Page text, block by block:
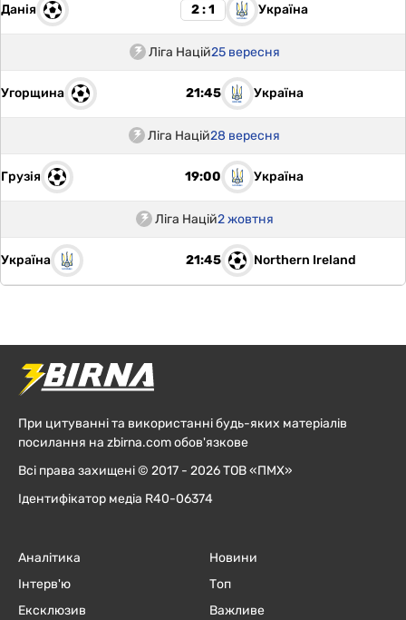
Данія 2 : 1 Україна
Ліга Націй25 вересня
Угорщина 21:45 Україна
Ліга Націй28 вересня
Грузія 19:00 Україна
Ліга Націй2 жовтня
Україна 21:45 Northern Ireland
При цитуванні та використанні будь-яких матеріалів
посилання на zbirna.com обов'язкове
Всі права захищені © 2017 - 2026 ТОВ «ПМХ»
Ідентифікатор медіа R40-06374
Аналітика
Інтерв'ю
Ексклюзив
Новини
Топ
Важливе